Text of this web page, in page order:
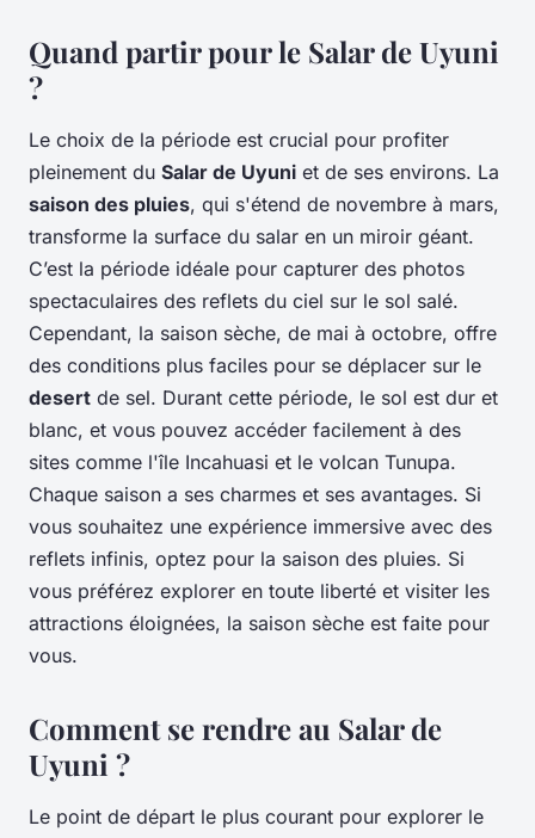
Quand partir pour le Salar de Uyuni
?
Le choix de la période est crucial pour profiter
pleinement du Salar de Uyuni et de ses environs. La
saison des pluies, qui s'étend de novembre à mars,
transforme la surface du salar en un miroir géant.
C’est la période idéale pour capturer des photos
spectaculaires des reflets du ciel sur le sol salé.
Cependant, la saison sèche, de mai à octobre, offre
des conditions plus faciles pour se déplacer sur le
desert de sel. Durant cette période, le sol est dur et
blanc, et vous pouvez accéder facilement à des
sites comme l'île Incahuasi et le volcan Tunupa.
Chaque saison a ses charmes et ses avantages. Si
vous souhaitez une expérience immersive avec des
reflets infinis, optez pour la saison des pluies. Si
vous préférez explorer en toute liberté et visiter les
attractions éloignées, la saison sèche est faite pour
vous.
Comment se rendre au Salar de
Uyuni ?
Le point de départ le plus courant pour explorer le